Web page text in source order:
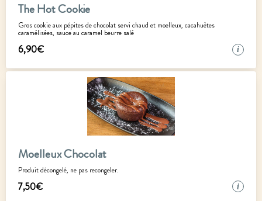
The Hot Cookie
Gros cookie aux pépites de chocolat servi chaud et moelleux, cacahuètes
caramélisées, sauce au caramel beurre salé
6,90€ i
Moelleux Chocolat
Produit décongelé, ne pas recongeler.
7,50€ i